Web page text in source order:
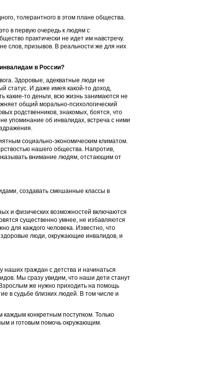
толерантного в этом плане общества.
в первую очередь к людям с
практически не идет им навстречу.
слов, призывов. В реальности же для них
в России?
Здоровые, адекватные люди не
статус. И даже имея какой-то доход,
какие-то деньги, всю жизнь занимаются не
общий морально-психологический
родственников, знакомых, боятся, что
упоминание об инвалидах, встреча с ними
социально-экономическим климатом.
нашего общества. Напротив,
внимание людям, отстающим от
создавать смешанные классы в
и физических возможностей включаются
существенно умнее, не избавляются
для каждого человека. Известно, что
люди, окружающие инвалидов, и
граждан с детства и начинаться
Мы сразу увидим, что наши дети станут
же нужно приходить на помощь
в судьбе близких людей. В том числе и
конкретным поступком. Только
и готовым помочь окружающим.